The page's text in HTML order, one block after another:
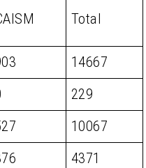
Total
14667
229
10067
4371